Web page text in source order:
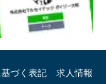
づく表記 求人情報